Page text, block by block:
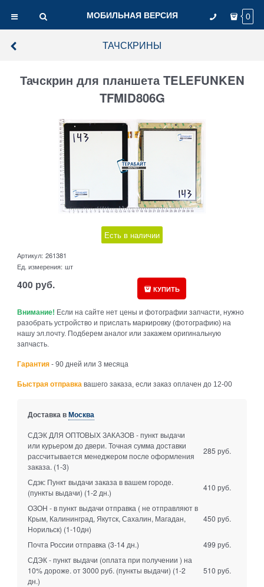
МОБИЛЬНАЯ ВЕРСИЯ 0
ТАЧСКРИНЫ
Тачскрин для планшета TELEFUNKEN
TFMID806G
Есть в наличии
Артикул: 261381
Ед. измерения: шт
400 руб. КУПИТЬ
Внимание! Если на сайте нет цены и фотографии запчасти, нужно
разобрать устройство и прислать маркировку (фотографию) на
нашу эл.почту. Подберем аналог или закажем оригинальную
запчасть.
Гарантия - 90 дней или 3 месяца
Быстрая отправка вашего заказа, если заказ оплачен до 12-00
Доставка вМосква
СДЭК ДЛЯ ОПТОВЫХ ЗАКАЗОВ - пункт выдачи
или курьером до двери. Точная сумма доставки
рассчитывается менеджером после оформления
заказа. (1-3)
285 руб.
Сдэк: Пункт выдачи заказа в вашем городе.
(пункты выдачи) (1-2 дн.)
410 руб.
ОЗОН - в пункт выдачи отправка ( не отправляют в
Крым, Калининград, Якутск, Сахалин, Магадан,
Норильск) (1-10дн)
450 руб.
Почта России отправка (3-14 дн.)
499 руб.
СДЭК - пункт выдачи (оплата при получении ) на
10% дороже. от 3000 руб. (пункты выдачи) (1-2
дн.)
510 руб.